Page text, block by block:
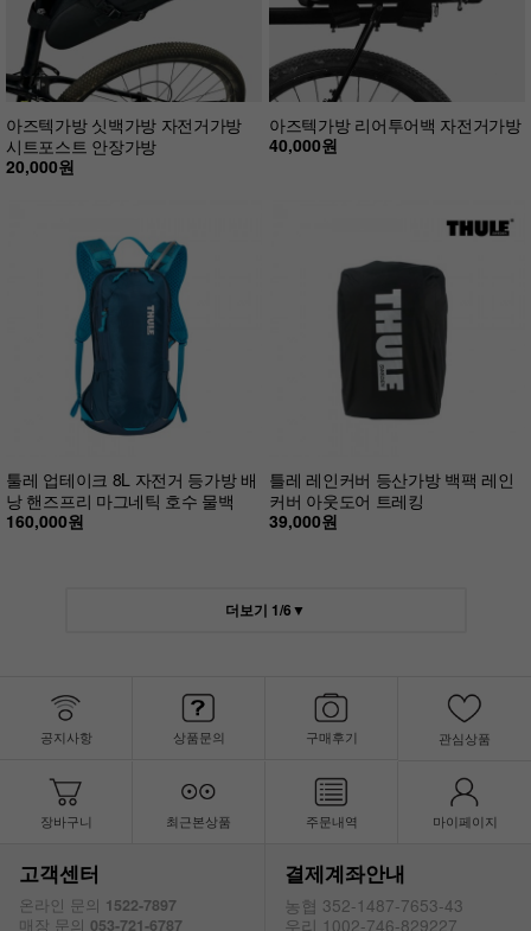
아즈텍가방 싯백가방 자전거가방
시트포스트 안장가방
20,000원
아즈텍가방 리어투어백 자전거가방
40,000원
툴레 업테이크 8L 자전거 등가방 배
낭 핸즈프리 마그네틱 호수 물백
160,000원
틀레 레인커버 등산가방 백팩 레인
커버 아웃도어 트레킹
39,000원
더보기 1/6▼
공지사항 상품문의 구매후기 관심상품
장바구니 최근본상품 주문내역 마이페이지
고객센터
온라인 문의 1522-7897
매장 문의 053-721-6787
결제계좌안내
농협 352-1487-7653-43
우리 1002-746-829227